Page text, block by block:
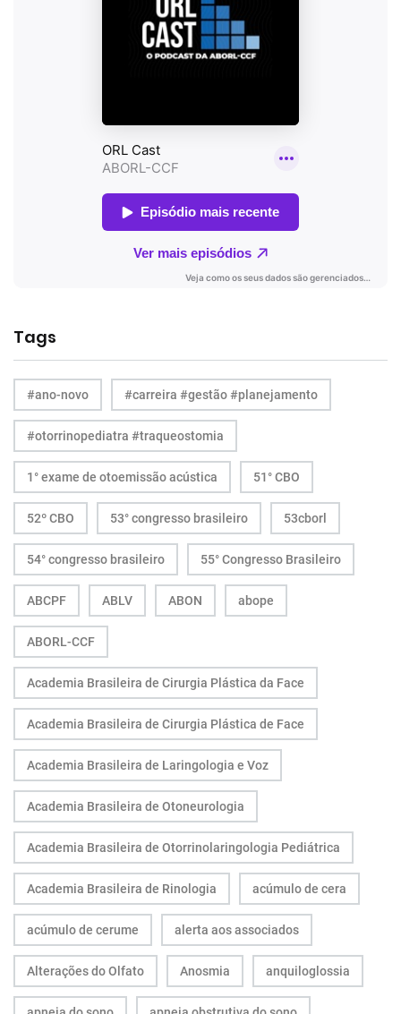
Tags
#ano-novo #carreira #gestão #planejamento
#otorrinopediatra #traqueostomia
1° exame de otoemissão acústica 51° CBO
52º CBO 53° congresso brasileiro 53cborl
54° congresso brasileiro 55° Congresso Brasileiro
ABCPF ABLV ABON abope
ABORL-CCF
Academia Brasileira de Cirurgia Plástica da Face
Academia Brasileira de Cirurgia Plástica de Face
Academia Brasileira de Laringologia e Voz
Academia Brasileira de Otoneurologia
Academia Brasileira de Otorrinolaringologia Pediátrica
Academia Brasileira de Rinologia acúmulo de cera
acúmulo de cerume alerta aos associados
Alterações do Olfato Anosmia anquiloglossia